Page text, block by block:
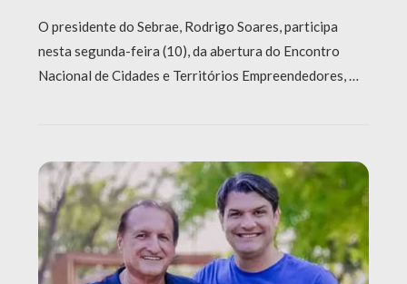
O presidente do Sebrae, Rodrigo Soares, participa
nesta segunda-feira (10), da abertura do Encontro
Nacional de Cidades e Territórios Empreendedores, …